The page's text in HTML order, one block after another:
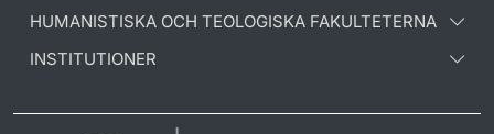
HUMANISTISKA OCH TEOLOGISKA FAKULTETERNA
INSTITUTIONER